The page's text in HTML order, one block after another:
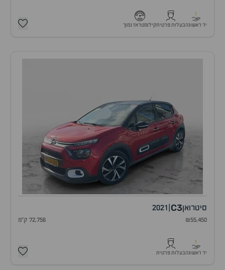
1
יד ראשונהבעלות פרטיתקילומטראז נמוך
סיטרואןC3
2021
₪55,450 72,756 ק"מ
1
יד ראשונהבעלות פרטית